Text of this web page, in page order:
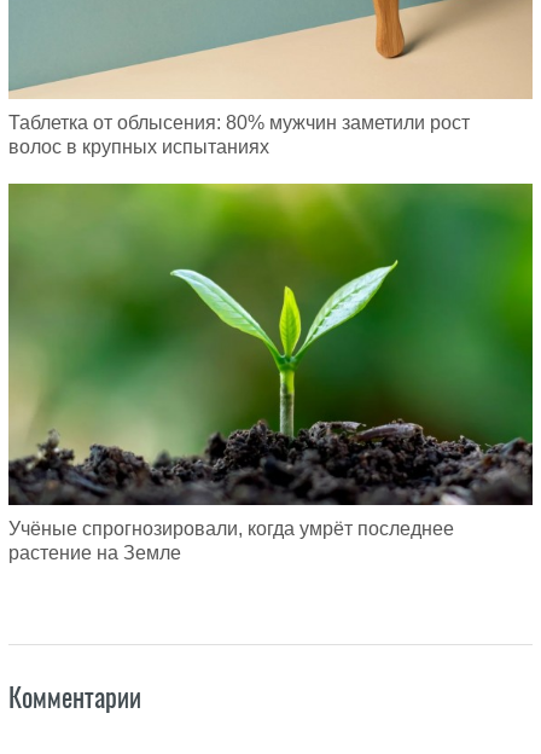
Таблетка от облысения: 80% мужчин заметили рост
волос в крупных испытаниях
Учёные спрогнозировали, когда умрёт последнее
растение на Земле
Комментарии